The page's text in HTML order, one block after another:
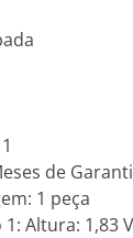
de
1 peça
Altura: 1,83